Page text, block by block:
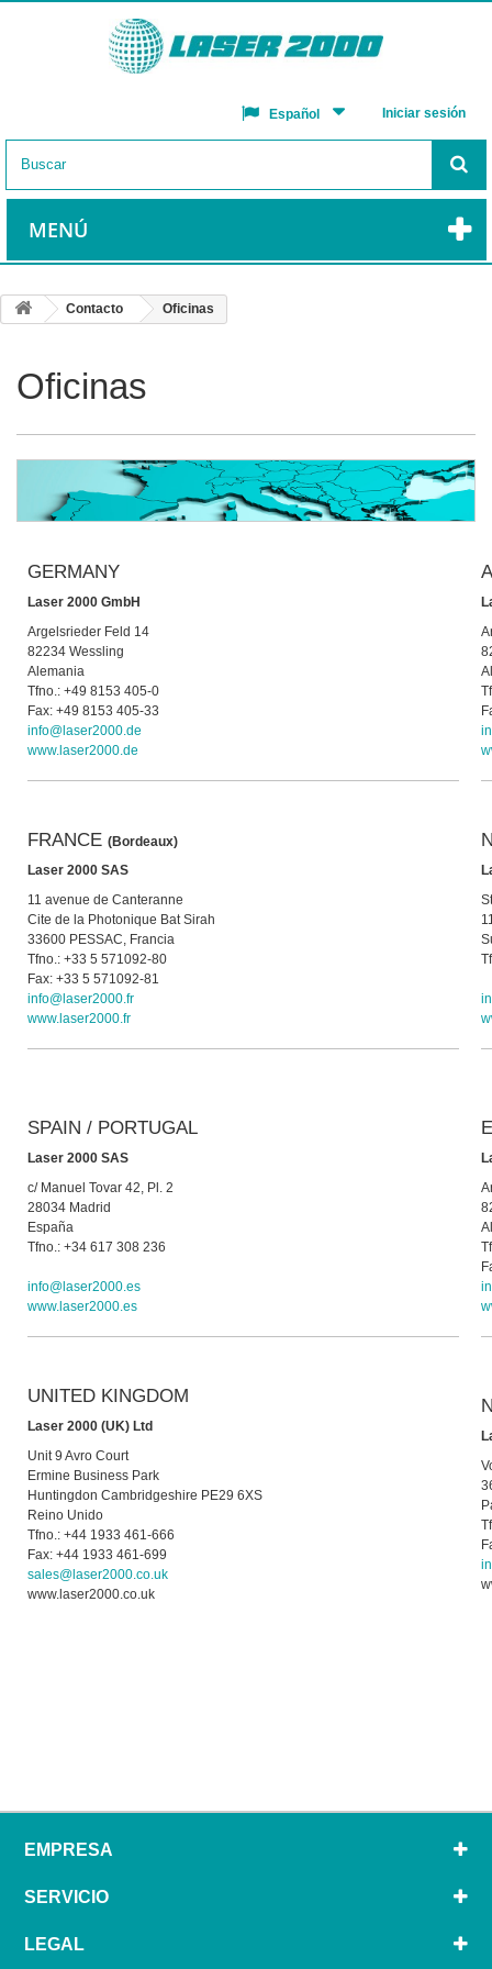
Iniciar sesión
Español
MENÚ
Contacto Oficinas
Oficinas
GERMANY
Laser 2000 GmbH
Argelsrieder Feld 14
82234 Wessling
Alemania
Tfno.: +49 8153 405-0
Fax: +49 8153 405-33
info@laser2000.de
www.laser2000.de
FRANCE (Bordeaux)
Laser 2000 SAS
11 avenue de Canteranne
Cite de la Photonique Bat Sirah
33600 PESSAC, Francia
Tfno.: +33 5 571092-80
Fax: +33 5 571092-81
info@laser2000.fr
www.laser2000.fr
SPAIN / PORTUGAL
Laser 2000 SAS
c/ Manuel Tovar 42, Pl. 2
28034 Madrid
España
Tfno.: +34 617 308 236
info@laser2000.es
www.laser2000.es
UNITED KINGDOM
Laser 2000 (UK) Ltd
Unit 9 Avro Court
Ermine Business Park
Huntingdon Cambridgeshire PE29 6XS
Reino Unido
Tfno.: +44 1933 461-666
Fax: +44 1933 461-699
sales@laser2000.co.uk
www.laser2000.co.uk
EMPRESA
SERVICIO
LEGAL